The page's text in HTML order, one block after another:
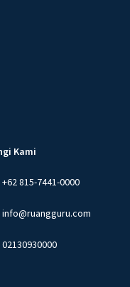
Kami
+62 815-7441-0000
info@ruangguru.com
02130930000